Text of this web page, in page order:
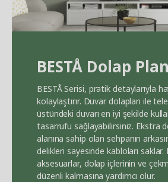
BESTÅ Dolap
BESTÅSerisi, pratik detaylarıyla
kolaylaştırır. Duvar dolapları ile
üstündeki duvarı en iyi şekilde
tasarrufu sağlayabilirsiniz. Ekstra
alanına sahip olan sehpanın
delikleri sayesinde kabloları
aksesuarlar, dolap içlerinin ve
düzenli kalmasına yardımcı olur.